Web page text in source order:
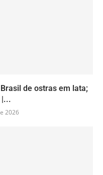
de ostras em lata;
2026